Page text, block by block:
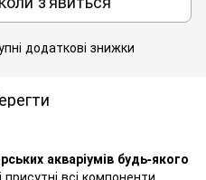
додаткові знижки
акваріумів будь-якого
всі компоненти,